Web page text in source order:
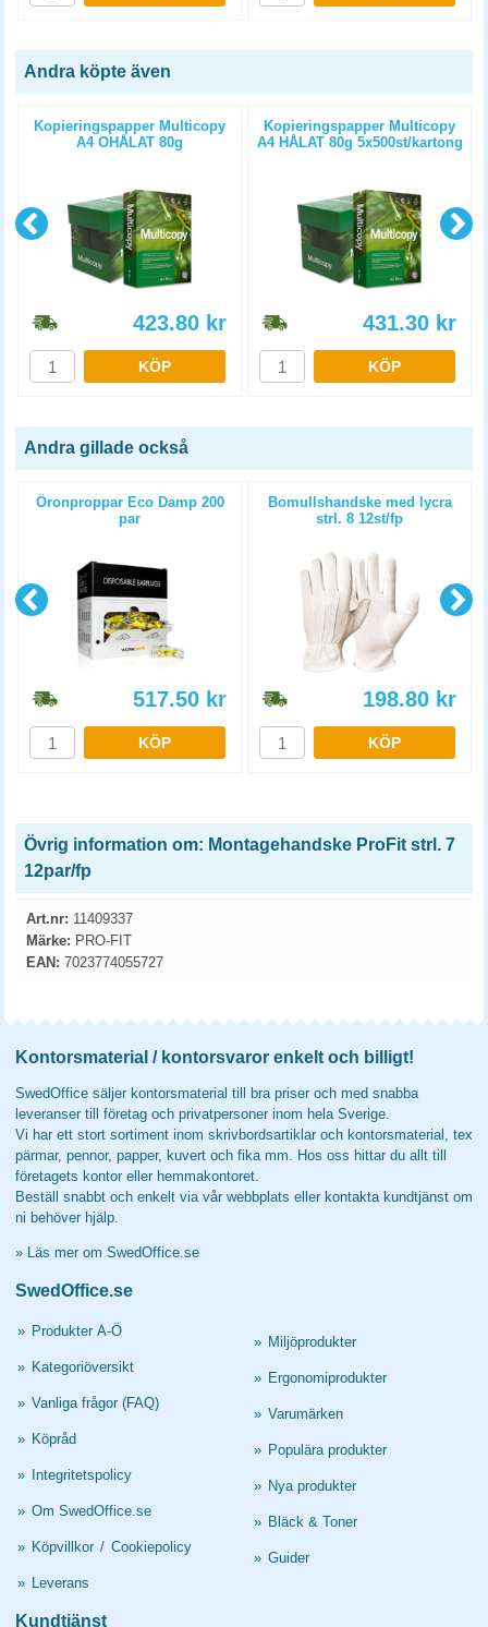
Andra köpte även
Kopieringspapper Multicopy
A4 OHÅLAT 80g
423.80 kr
KÖP
Kopieringspapper Multicopy
A4 HÅLAT 80g 5x500st/kartong
431.30 kr
KÖP
Andra gillade också
Öronproppar Eco Damp 200
par
517.50 kr
KÖP
Bomullshandske med lycra
strl. 8 12st/fp
198.80 kr
KÖP
Övrig information om: Montagehandske ProFit strl. 7
12par/fp
Art.nr: 11409337
Märke: PRO-FIT
EAN: 7023774055727
Kontorsmaterial / kontorsvaror enkelt och billigt!
SwedOffice säljer kontorsmaterial till bra priser och med snabba
leveranser till företag och privatpersoner inom hela Sverige.
Vi har ett stort sortiment inom skrivbordsartiklar och kontorsmaterial, tex
pärmar, pennor, papper, kuvert och fika mm. Hos oss hittar du allt till
företagets kontor eller hemmakontoret.
Beställ snabbt och enkelt via vår webbplats eller kontakta kundtjänst om
ni behöver hjälp.
» Läs mer om SwedOffice.se
SwedOffice.se
» Produkter A-Ö
» Kategoriöversikt
» Vanliga frågor (FAQ)
» Köpråd
» Integritetspolicy
» Om SwedOffice.se
» Köpvillkor / Cookiepolicy
» Leverans
» Miljöprodukter
» Ergonomiprodukter
» Varumärken
» Populära produkter
» Nya produkter
» Bläck & Toner
» Guider
Kundtjänst